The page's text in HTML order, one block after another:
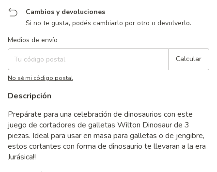
Cambios y devoluciones
Si no te gusta, podés cambiarlo por otro o devolverlo.
Entregas para el CP:
Medios de envío
Calcular
No sé mi código postal
Descripción
Prepárate para una celebración de dinosaurios con este
juego de cortadores de galletas Wilton Dinosaur de 3
piezas. Ideal para usar en masa para galletas o de jengibre,
estos cortantes con forma de dinosaurio te llevaran a la era
Jurásica!!